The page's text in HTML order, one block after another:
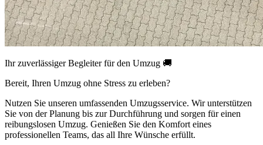
Ihr zuverlässiger Begleiter für den Umzug 🚚
Bereit, Ihren Umzug ohne Stress zu erleben?
Nutzen Sie unseren umfassenden Umzugsservice. Wir unterstützen
Sie von der Planung bis zur Durchführung und sorgen für einen
reibungslosen Umzug. Genießen Sie den Komfort eines
professionellen Teams, das all Ihre Wünsche erfüllt.